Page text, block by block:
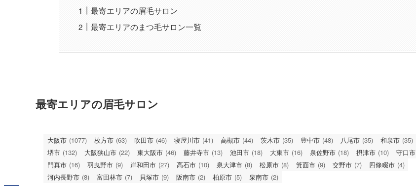
最寄エリアの眉毛サロン
最寄エリアのまつ毛サロン一覧
最寄エリアの眉毛サロン
大阪市 (1077) 枚方市 (63) 吹田市 (46) 寝屋川市 (41) 高槻市 (44) 茨木市 (35) 豊中市 (48) 八尾市 (35) 和泉市 (35)
堺市 (132) 大阪狭山市 (22) 東大阪市 (46) 藤井寺市 (13) 池田市 (18) 大東市 (16) 泉佐野市 (18) 摂津市 (10) 守口市
門真市 (16) 羽曳野市 (9) 岸和田市 (27) 高石市 (10) 泉大津市 (8) 松原市 (8) 箕面市 (9) 交野市 (7) 四條畷市 (4)
河内長野市 (8) 富田林市 (7) 貝塚市 (9) 阪南市 (2) 柏原市 (5) 泉南市 (2)